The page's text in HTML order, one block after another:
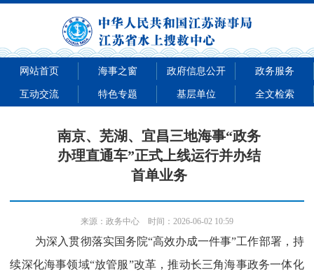
网站首页 海事之窗 政府信息公开 政务服务
互动交流 特色专题 基层单位 全文检索
南京、芜湖、宜昌三地海事“政务
办理直通车”正式上线运行并办结
首单业务
来源： 政务中心 时间：2026-06-02 10:59
为深入贯彻落实国务院“高效办成一件事”工作部署，持
续深化海事领域“放管服”改革，推动长三角海事政务一体化